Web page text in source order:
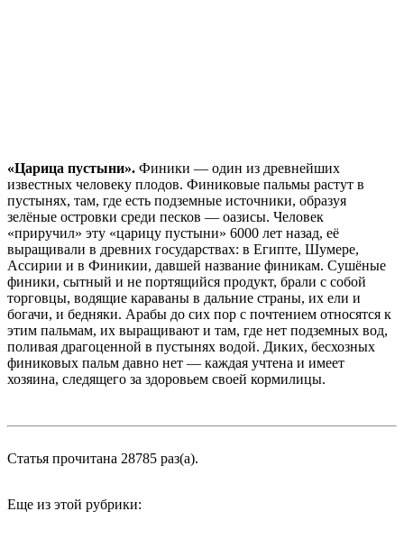
«Царица пустыни». Финики — один из древнейших
известных человеку плодов. Финиковые пальмы растут в
пустынях, там, где есть подземные источники, образуя
зелёные островки среди песков — оазисы. Человек
«приручил» эту «царицу пустыни» 6000 лет назад, её
выращивали в древних государствах: в Египте, Шумере,
Ассирии и в Финикии, давшей название финикам. Сушёные
финики, сытный и не портящийся продукт, брали с собой
торговцы, водящие караваны в дальние страны, их ели и
богачи, и бедняки. Арабы до сих пор с почтением относятся к
этим пальмам, их выращивают и там, где нет подземных вод,
поливая драгоценной в пустынях водой. Диких, бесхозных
финиковых пальм давно нет — каждая учтена и имеет
хозяина, следящего за здоровьем своей кормилицы.
Статья прочитана 28785 раз(a).
Еще из этой рубрики: